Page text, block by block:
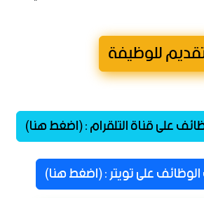
للوظيفة
على قناة التلقرام : (اضغط هنا)
على تويتر : (اضغط هنا)